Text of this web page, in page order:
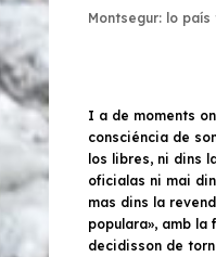
Montsegur: lo
I a de moments
consciéncia de
los libres, ni dins
oficialas ni mai
mas dins la
populara», amb la
decidisson de